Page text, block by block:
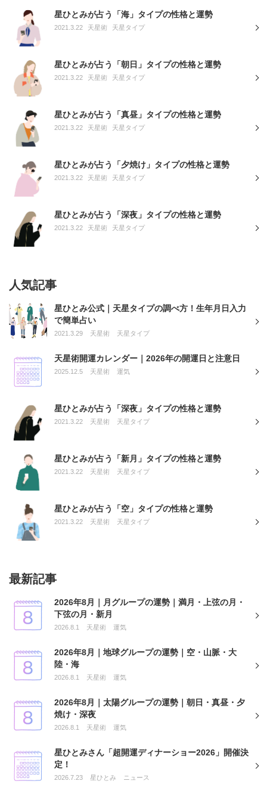
星ひとみが占う「海」タイプの性格と運勢
2021.3.22 天星術 天星タイプ
星ひとみが占う「朝日」タイプの性格と運勢
2021.3.22 天星術 天星タイプ
星ひとみが占う「真昼」タイプの性格と運勢
2021.3.22 天星術 天星タイプ
星ひとみが占う「夕焼け」タイプの性格と運勢
2021.3.22 天星術 天星タイプ
星ひとみが占う「深夜」タイプの性格と運勢
2021.3.22 天星術 天星タイプ
人気記事
星ひとみ公式｜天星タイプの調べ方！生年月日入力
で簡単占い
2021.3.29 天星術 天星タイプ
天星術開運カレンダー｜2026年の開運日と注意日
2025.12.5 天星術 運気
星ひとみが占う「深夜」タイプの性格と運勢
2021.3.22 天星術 天星タイプ
星ひとみが占う「新月」タイプの性格と運勢
2021.3.22 天星術 天星タイプ
星ひとみが占う「空」タイプの性格と運勢
2021.3.22 天星術 天星タイプ
最新記事
2026年8月｜月グループの運勢｜満月・上弦の月・
下弦の月・新月
2026.8.1 天星術 運気
2026年8月｜地球グループの運勢｜空・山脈・大
陸・海
2026.8.1 天星術 運気
2026年8月｜太陽グループの運勢｜朝日・真昼・夕
焼け・深夜
2026.8.1 天星術 運気
星ひとみさん「超開運ディナーショー2026」開催決
定！
2026.7.23 星ひとみ ニュース